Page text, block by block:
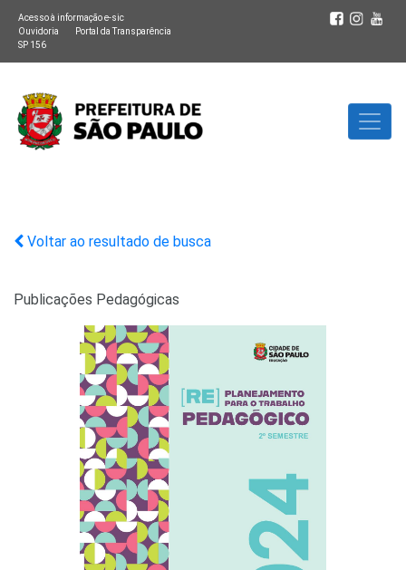
Acesso à informação e-sic
Ouvidoria
Portal da Transparência
SP 156
Voltar ao resultado de busca
Publicações Pedagógicas